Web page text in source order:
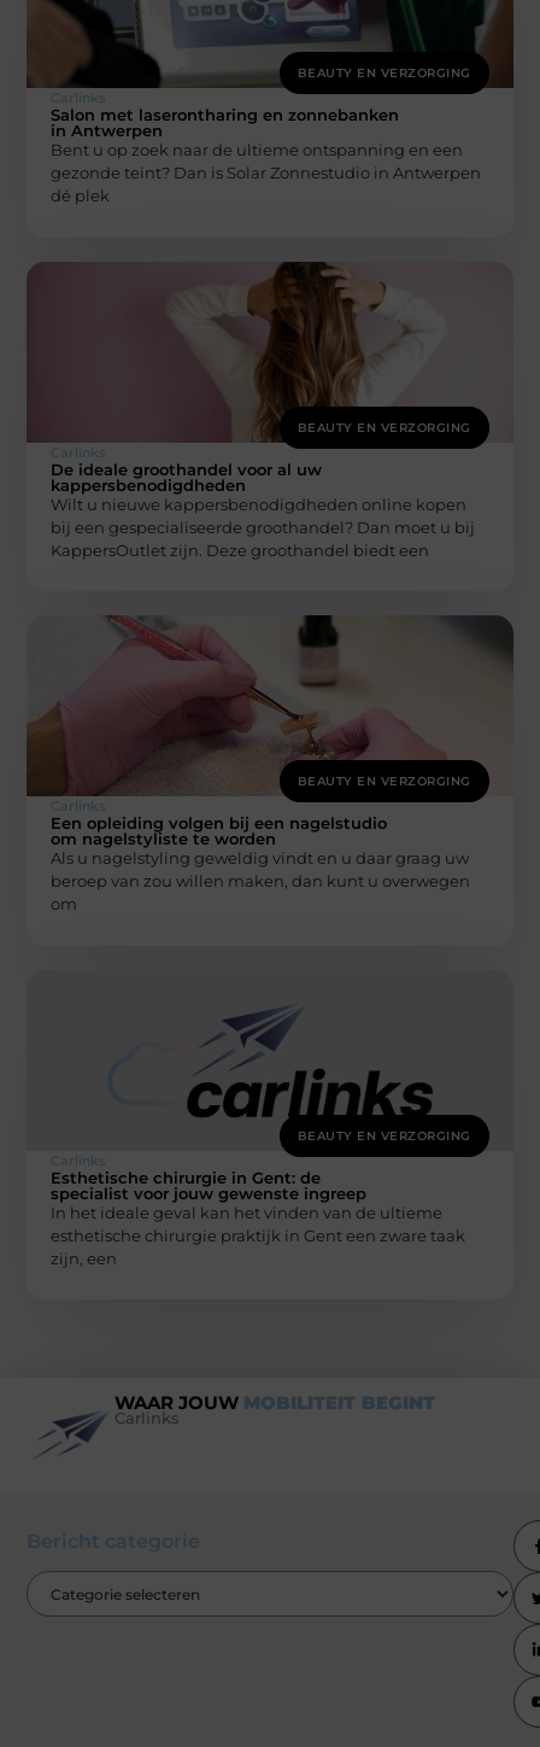
BEAUTY EN VERZORGING
Carlinks
Salon met laserontharing en zonnebanken
in Antwerpen
Bent u op zoek naar de ultieme ontspanning en een
gezonde teint? Dan is Solar Zonnestudio in Antwerpen
dé plek
BEAUTY EN VERZORGING
Carlinks
De ideale groothandel voor al uw
kappersbenodigdheden
Wilt u nieuwe kappersbenodigdheden online kopen
bij een gespecialiseerde groothandel? Dan moet u bij
KappersOutlet zijn. Deze groothandel biedt een
BEAUTY EN VERZORGING
Carlinks
Een opleiding volgen bij een nagelstudio
om nagelstyliste te worden
Als u nagelstyling geweldig vindt en u daar graag uw
beroep van zou willen maken, dan kunt u overwegen
om
BEAUTY EN VERZORGING
Carlinks
Esthetische chirurgie in Gent: de
specialist voor jouw gewenste ingreep
In het ideale geval kan het vinden van de ultieme
esthetische chirurgie praktijk in Gent een zware taak
zijn, een
WAAR JOUW MOBILITEIT BEGINT
Carlinks
Bericht categorie